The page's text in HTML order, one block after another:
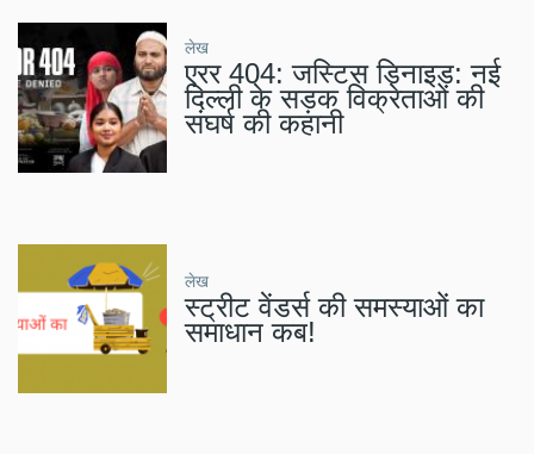
लेख
एरर 404: जस्टिस डिनाइड: नई
दिल्ली के सड़क विक्रेताओं की
संघर्ष की कहानी
लेख
स्ट्रीट वेंडर्स की समस्याओं का
समाधान कब!